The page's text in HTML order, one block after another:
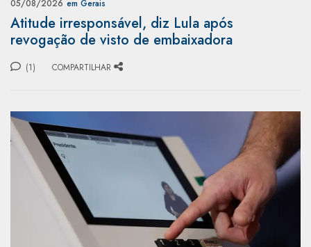
05/08/2026 em Gerais
Atitude irresponsável, diz Lula após
revogação de visto de embaixadora
(1) COMPARTILHAR